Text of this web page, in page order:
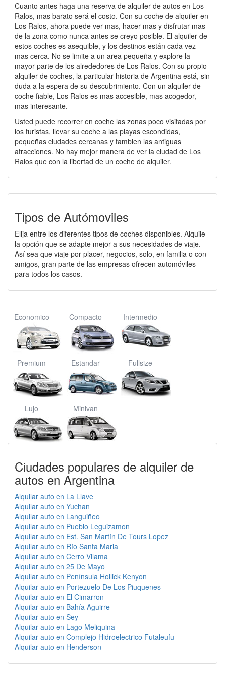
Cuanto antes haga una reserva de alquiler de autos en Los
Ralos, mas barato será el costo. Con su coche de alquiler en
Los Ralos, ahora puede ver mas, hacer mas y disfrutar mas
de la zona como nunca antes se creyo posible. El alquiler de
estos coches es asequible, y los destinos están cada vez
mas cerca. No se limite a un area pequeña y explore la
mayor parte de los alrededores de Los Ralos. Con su propio
alquiler de coches, la particular historia de Argentina está, sin
duda a la espera de su descubrimiento. Con un alquiler de
coche fiable, Los Ralos es mas accesible, mas acogedor,
mas interesante.
Usted puede recorrer en coche las zonas poco visitadas por
los turistas, llevar su coche a las playas escondidas,
pequeñas ciudades cercanas y tambien las antiguas
atracciones. No hay mejor manera de ver la ciudad de Los
Ralos que con la libertad de un coche de alquiler.
Tipos de Autómoviles
Elija entre los diferentes tipos de coches disponibles. Alquile
la opción que se adapte mejor a sus necesidades de viaje.
Así sea que viaje por placer, negocios, solo, en familia o con
amigos, gran parte de las empresas ofrecen automóviles
para todos los casos.
Economico Compacto Intermedio
Premium Estandar Fullsize
Lujo Minivan
Ciudades populares de alquiler de
autos en Argentina
Alquilar auto en La Llave
Alquilar auto en Yuchan
Alquilar auto en Languiñeo
Alquilar auto en Pueblo Leguizamon
Alquilar auto en Est. San Martín De Tours Lopez
Alquilar auto en Río Santa Maria
Alquilar auto en Cerro Vilama
Alquilar auto en 25 De Mayo
Alquilar auto en Península Hollick Kenyon
Alquilar auto en Portezuelo De Los Piuquenes
Alquilar auto en El Cimarron
Alquilar auto en Bahía Aguirre
Alquilar auto en Sey
Alquilar auto en Lago Meliquina
Alquilar auto en Complejo Hidroelectrico Futaleufu
Alquilar auto en Henderson